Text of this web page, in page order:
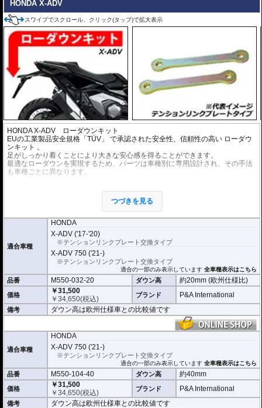
HONDA X-ADV
スワイプでスクロール、クリック(タップ)で拡大表示
HONDA X-ADV ローダウンキット
EUの工業製品安全規格「TÜV」 で承認された安全性、信頼性の高い ローダウ
ンキット 。
足がしっかり着くことにより大きな安心感を得ることができます。
最適なローダウンを実現するため、パーツは車種別に専用設計され、その手法
も車種ごとに異なります。
お勧めいたします。(ショートサイドスタンドはお客様にてご用意ください。)
※ダウンする高さによっては、センタースタンドが使用できない、または、取
り外さなくてはいけない場合があります。
※写真は同系ローダウンパーツの代表写真です。実際の商品とは異なる場合が
※フロントフォークの突き出し量を合わせて調整することをお勧めします。(調
整可能な車種の場合。推奨調整値はマニュアルに記載)
※安全に関する重要なパーツの為、プロショップによる取付を行ってくださ
い。個人でお取付の場合、弊社ではいかなる事象においてその責を負うことが
つづきを見る
適合車種
HONDA
X-ADV ('17-'20)
※テンションリンクプレート交換タイプ
X-ADV 750 ('21-)
※テンションリンクプレート交換タイプ
適合の一部のみ表示しています全車種表示はこちら
品番 M550-032-20 ダウン高 約20mm (欧州仕様比)
価格
￥31,500
￥34,650(税込) ブランド P&A International
備考 ダウン高は欧州仕様車との比較値です
適合車種
HONDA
X-ADV 750 ('21-)
※テンションリンクプレート交換タイプ
適合の一部のみ表示しています全車種表示はこちら
品番 M550-104-40 ダウン高 約40mm
価格
￥31,500
￥34,650(税込) ブランド P&A International
備考 ダウン高は欧州仕様車との比較値です